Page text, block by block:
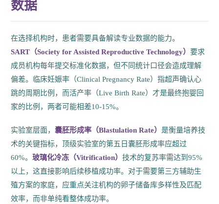
数据
在选择机构时，患者需要具备解读专业数据的能力。
SART（Society for Assisted Reproductive Technology）要求
成员机构每年提交标准化数据，但不同统计口径会造成理解
偏差。临床妊娠率（Clinical Pregnancy Rate）指超声确认心
跳的周期比例，而活产率（Live Birth Rate）才是最终抱婴回
家的比例，两者可能相差10-15%。
实验室层面， 囊胚形成率（Blastulation Rate）是衡量培养技
术的关键指标，顶级实验室的第五日囊胚形成率应超过
60%。玻璃化冷冻（Vitrification）技术的复苏率需达到95%
以上，这直接影响后续移植成功率。对于需要第三方辅助生
殖方案的家庭，应重点关注机构的卵子储备库多样性及匹配
效率，而非单纯看整体成功率。